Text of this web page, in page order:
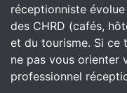
réceptionniste
des CHRD (cafés,
et du tourisme. Si ce
ne pas vous orienter
professionnel